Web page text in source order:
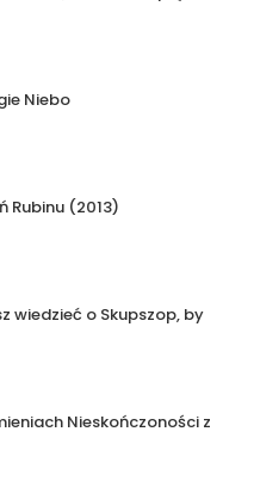
Niebo
Rubinu (2013)
wiedzieć o Skupszop, by
Nieskończoności z